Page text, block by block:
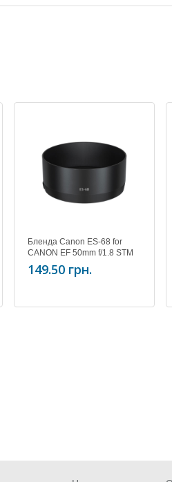
Бленда Canon ES-68 for
CANON EF 50mm f/1.8 STM
149.50 грн.